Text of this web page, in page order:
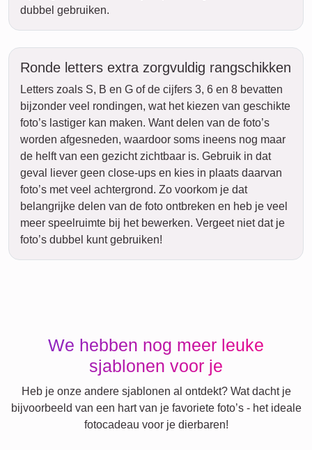
dubbel gebruiken.
Ronde letters extra zorgvuldig rangschikken
Letters zoals S, B en G of de cijfers 3, 6 en 8 bevatten
bijzonder veel rondingen, wat het kiezen van geschikte
foto’s lastiger kan maken. Want delen van de foto’s
worden afgesneden, waardoor soms ineens nog maar
de helft van een gezicht zichtbaar is. Gebruik in dat
geval liever geen close-ups en kies in plaats daarvan
foto’s met veel achtergrond. Zo voorkom je dat
belangrijke delen van de foto ontbreken en heb je veel
meer speelruimte bij het bewerken. Vergeet niet dat je
foto’s dubbel kunt gebruiken!
We hebben nog meer leuke
sjablonen voor je
Heb je onze andere sjablonen al ontdekt? Wat dacht je
bijvoorbeeld van een hart van je favoriete foto’s - het ideale
fotocadeau voor je dierbaren!